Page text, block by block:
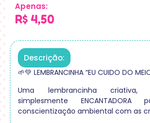
Apenas:
R$ 4,50
Descrição:
🌱💚 LEMBRANCINHA “EU CUIDO DO
Uma lembrancinha criativa,
simplesmente ENCANTADORA
conscientização ambiental com as